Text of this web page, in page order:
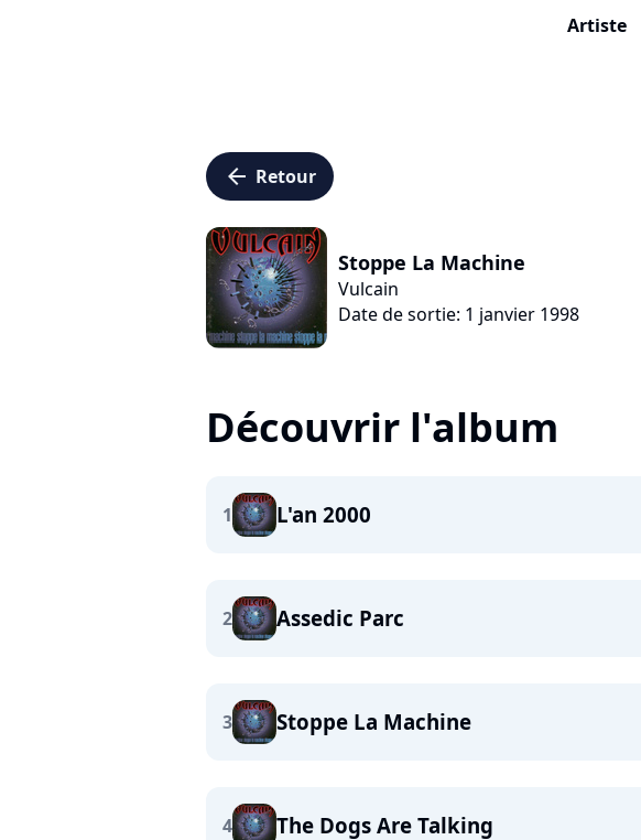
Artiste
arrow_left Retour
Stoppe La Machine
Vulcain
Date de sortie: 1 janvier 1998
Découvrir l'album
1 L'an 2000
2 Assedic Parc
3 Stoppe La Machine
4 The Dogs Are Talking